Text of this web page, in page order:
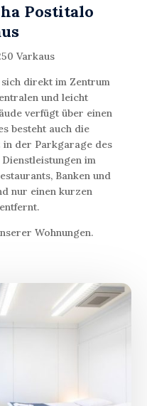
Postitalo
Varkaus
direkt im Zentrum
und leicht
verfügt über einen
besteht auch die
der Parkgarage des
im
Banken und
nur einen kurzen
Wohnungen.